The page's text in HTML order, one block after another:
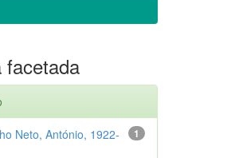
facetada
1
Neto, António, 1922-